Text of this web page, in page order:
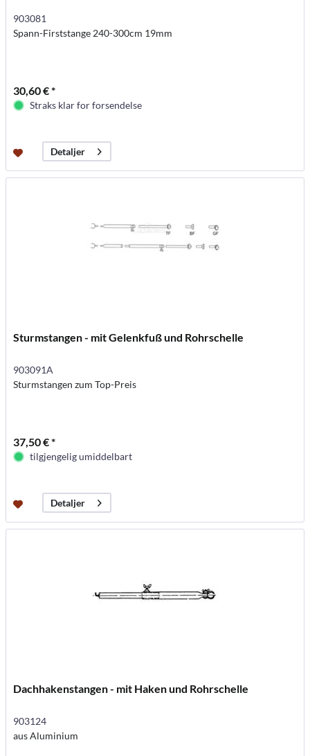
903081
Spann-Firststange 240-300cm 19mm
30,60 € *
Straks klar for forsendelse
Detaljer
Sturmstangen - mit Gelenkfuß und Rohrschelle
903091A
Sturmstangen zum Top-Preis
37,50 € *
tilgjengelig umiddelbart
Detaljer
Dachhakenstangen - mit Haken und Rohrschelle
903124
aus Aluminium